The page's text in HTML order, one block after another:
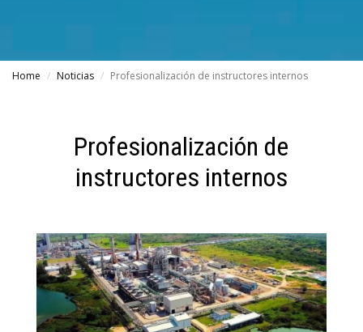
Home Noticias Profesionalización de instructores internos
Profesionalización de
instructores internos